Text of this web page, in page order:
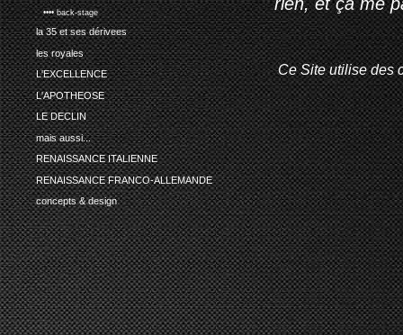
•••• back-stage
la 35 et ses dérivees
les royales
L'EXCELLENCE
L'APOTHEOSE
LE DECLIN
mais aussi...
RENAISSANCE ITALIENNE
RENAISSANCE FRANCO-ALLEMANDE
concepts & design
Ce Site utilise des